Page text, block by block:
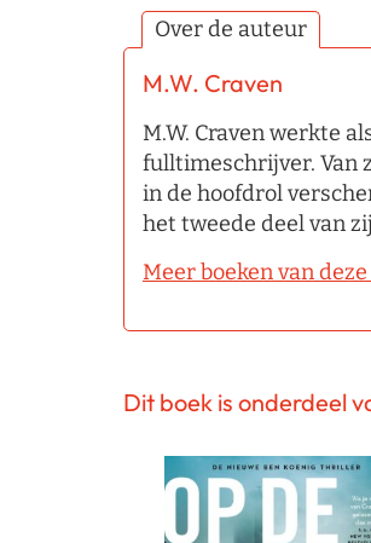
Over de auteur
M.W. Craven
M.W. Craven werkte
fulltimeschrijver. Van
in de hoofdrol
het tweede deel van
Meer boeken van
Dit boek is onderdeel